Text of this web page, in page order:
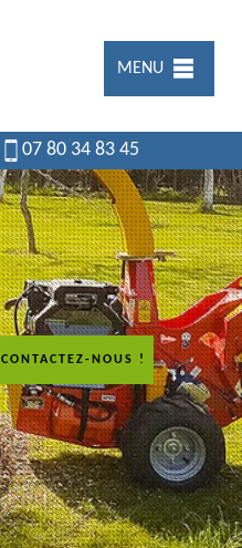
MENU
07 80 34 83 45
CONTACTEZ-NOUS !